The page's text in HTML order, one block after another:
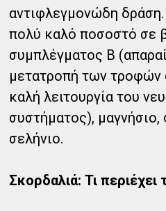
αντιφλεγμονώδη δράση.
πολύ καλό ποσοστό σε
συμπλέγματος Β
μετατροπή των τροφών
καλή λειτουργία του
συστήματος),
σελήνιο.
Σκορδαλιά: Τι